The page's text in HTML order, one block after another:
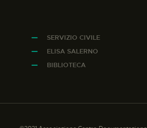
SERVIZIO CIVILE
ELISA SALERNO
BIBLIOTECA